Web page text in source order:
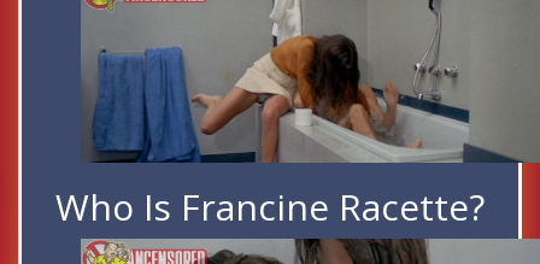
Who Is Francine Racette?